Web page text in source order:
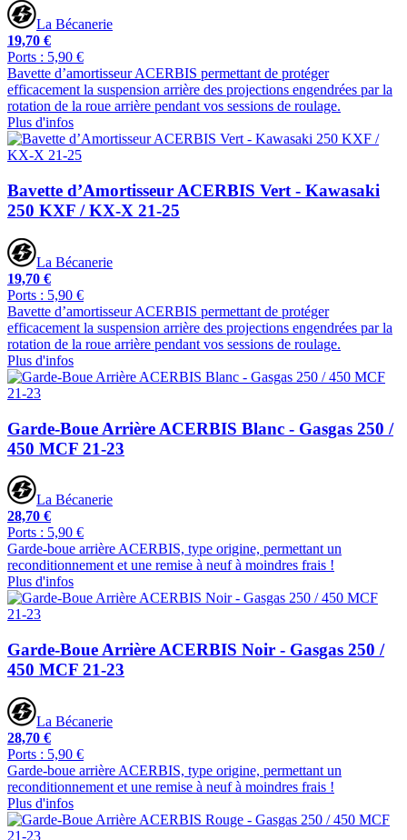
La Bécanerie
19,70 €
Ports : 5,90 €
Bavette d’amortisseur ACERBIS permettant de protéger
efficacement la suspension arrière des projections engendrées par la
rotation de la roue arrière pendant vos sessions de roulage.
Plus d'infos
Bavette d’Amortisseur ACERBIS Vert - Kawasaki
250 KXF / KX-X 21-25
La Bécanerie
19,70 €
Ports : 5,90 €
Bavette d’amortisseur ACERBIS permettant de protéger
efficacement la suspension arrière des projections engendrées par la
rotation de la roue arrière pendant vos sessions de roulage.
Plus d'infos
Garde-Boue Arrière ACERBIS Blanc - Gasgas 250 /
450 MCF 21-23
La Bécanerie
28,70 €
Ports : 5,90 €
Garde-boue arrière ACERBIS, type origine, permettant un
reconditionnement et une remise à neuf à moindres frais !
Plus d'infos
Garde-Boue Arrière ACERBIS Noir - Gasgas 250 /
450 MCF 21-23
La Bécanerie
28,70 €
Ports : 5,90 €
Garde-boue arrière ACERBIS, type origine, permettant un
reconditionnement et une remise à neuf à moindres frais !
Plus d'infos